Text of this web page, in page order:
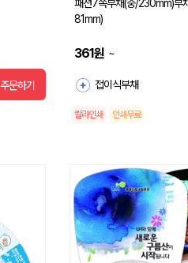
주문하기
패션7쪽부채(중/230mm)부
81mm)
361원 ~
접이식부채
칼라인쇄 인쇄무료